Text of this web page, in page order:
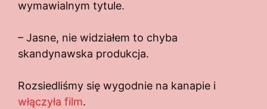
wymawialnym tytule.
– Jasne, nie widziałem to chyba
skandynawska produkcja.
Rozsiedliśmy się wygodnie na kanapie i
włączyła film.